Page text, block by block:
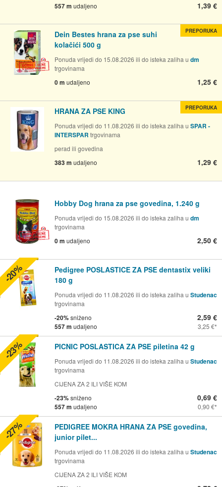
557 m udaljeno 1,39 €
Dein Bestes hrana za pse suhi
kolačići 500 g
Ponuda vrijedi do 15.08.2026 ili do isteka zaliha u dm
trgovinama
0 m udaljeno 1,25 €
PREPORUKA
HRANA ZA PSE KING
Ponuda vrijedi do 11.08.2026 ili do isteka zaliha u SPAR -
INTERSPAR trgovinama
perad ili govedina
383 m udaljeno 1,29 €
PREPORUKA
Hobby Dog hrana za pse govedina, 1.240 g
Ponuda vrijedi do 15.08.2026 ili do isteka zaliha u dm
trgovinama
0 m udaljeno 2,50 €
Pedigree POSLASTICE ZA PSE dentastix veliki
180 g
Ponuda vrijedi do 11.08.2026 ili do isteka zaliha u Studenac
trgovinama
-20%sniženo
557 m udaljeno
2,59 €
3,25 €
-20%
PICNIC POSLASTICA ZA PSE piletina 42 g
Ponuda vrijedi do 11.08.2026 ili do isteka zaliha u Studenac
trgovinama
CIJENA ZA 2 ILI VIŠE KOM
-23%sniženo
557 m udaljeno
0,69 €
0,90 €
-23%
PEDIGREE MOKRA HRANA ZA PSE govedina,
junior pilet...
Ponuda vrijedi do 11.08.2026 ili do isteka zaliha u Studenac
trgovinama
CIJENA ZA 2 ILI VIŠE KOM
-27%